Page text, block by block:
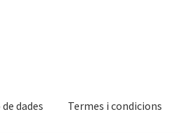
dades Termes i condicions